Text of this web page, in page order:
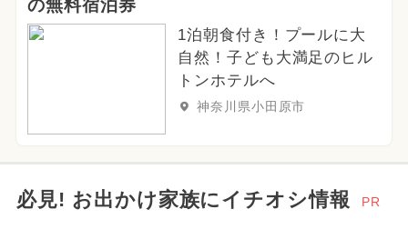
の無料宿泊券
1泊朝食付き！プールに大
自然！子ども大満足のヒル
トンホテルへ
神奈川県小田原市
必見! お出かけ家族にイチオシ情報 PR